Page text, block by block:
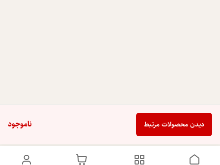
ناموجود دیدن محصولات مرتبط